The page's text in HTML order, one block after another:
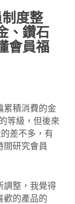
制度整
、鑽石
會員福
累積消費的金
等級，但後來
差不多，有
間研究會員
調整，我覺得
歡的產品的